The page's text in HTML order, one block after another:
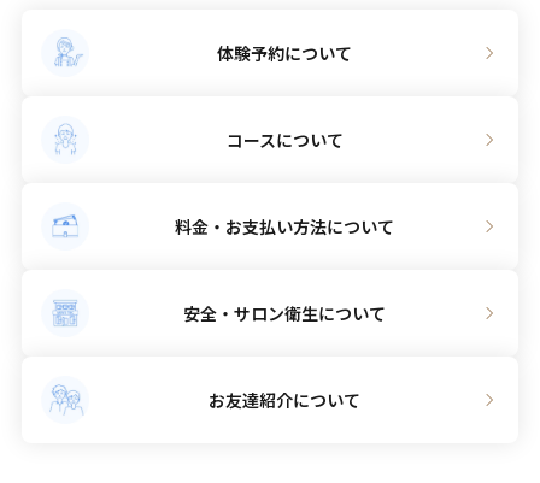
体験予約について
コースについて
料金・お支払い方法について
安全・サロン衛生について
お友達紹介について